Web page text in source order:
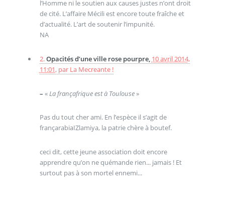
l’Homme ni le soutien aux causes justes n’ont droit
de cité. L’affaire Mécili est encore toute fraîche et
d’actualité. L’art de soutenir l’impunité.
NA
2.Opacités d’une ville rose pourpre, 10 avril 2014,
11:01, par La Mecreante !
– «La françafrique est à Toulouse»
Pas du tout cher ami. En l’espèce il s’agit de
françarabiaIZlamiya, la patrie chère à boutef.
ceci dit, cette jeune association doit encore
apprendre qu’on ne quémande rien... jamais ! Et
surtout pas à son mortel ennemi...